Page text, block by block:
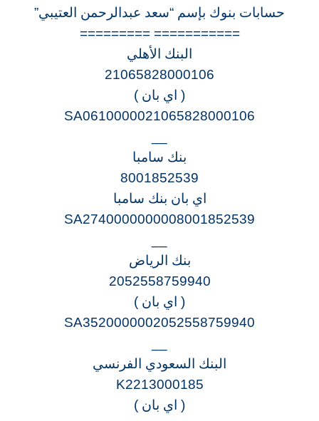
حسابات بنوك بإسم “سعد عبدالرحمن العتيبي”
=========== =========
البنك الأهلي
21065828000106
( اي بان )
SA0610000021065828000106
بنك سامبا
8001852539
اي بان بنك سامبا
SA2740000000008001852539
بنك الرياض
2052558759940
( اي بان )
SA3520000002052558759940
البنك السعودي الفرنسي
K2213000185
( اي بان )